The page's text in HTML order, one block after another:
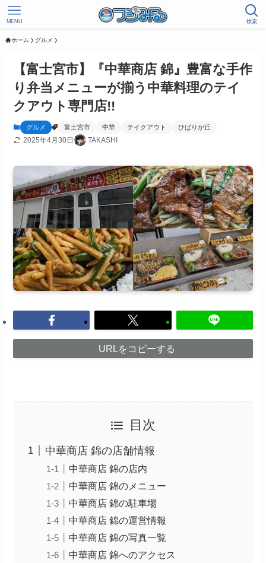
検索
MENU
ホーム グルメ
【富士宮市】『中華商店 錦』豊富な手作
り弁当メニューが揃う中華料理のテイ
クアウト専門店!!
グルメ 富士宮市 中華 テイクアウト ひばりが丘
2025年4月30日 TAKASHI
URLをコピーする
目次
中華商店 錦の店舗情報
中華商店 錦の店内
中華商店 錦のメニュー
中華商店 錦の駐車場
中華商店 錦の運営情報
中華商店 錦の写真一覧
中華商店 錦へのアクセス